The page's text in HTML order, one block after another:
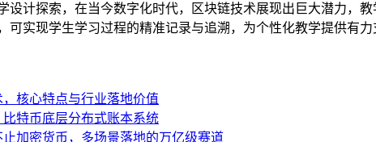
设计探索，在当今数字化时代，区块链技术展现出巨大潜力，
可实现学生学习过程的精准记录与追溯，为个性化教学提供有力
核心特点与行业落地价值
特币底层分布式账本系统
加密货币，多场景落地的万亿级赛道